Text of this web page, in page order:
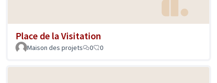
Place de la Visitation
Maison des projets 0 0